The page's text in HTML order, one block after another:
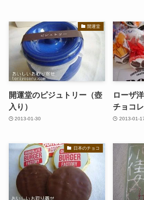
開運堂
開運堂のピジュトリー（壺
入り）
2013-01-30
ローザ
チョコ
2013-01-
日本のチョコ